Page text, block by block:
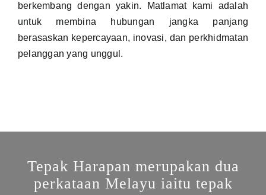
berkembang dengan yakin. Matlamat kami adalah
untuk membina hubungan jangka panjang
berasaskan kepercayaan, inovasi, dan perkhidmatan
pelanggan yang unggul.
Tepak Harapan merupakan dua
perkataan Melayu iaitu tepak